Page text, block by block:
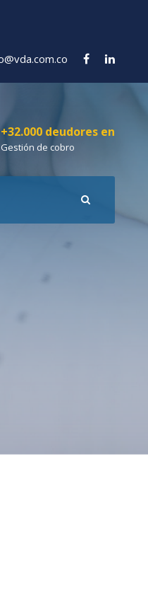
+32.000 deudores en
Gestión de cobro